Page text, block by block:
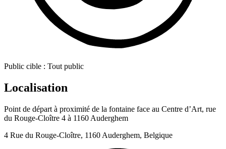
Public cible : Tout public
Localisation
Point de départ à proximité de la fontaine face au Centre d’Art, rue
du Rouge-Cloître 4 à 1160 Auderghem
4 Rue du Rouge-Cloître, 1160 Auderghem, Belgique